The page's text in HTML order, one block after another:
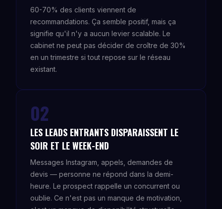
60-70% des clients viennent de
recommandations. Ça semble positif, mais ça
signifie qu'il n'y a aucun levier scalable. Le
cabinet ne peut pas décider de croître de 30%
en un trimestre si tout repose sur le réseau
existant.
02
LES LEADS ENTRANTS DISPARAISSENT LE
SOIR ET LE WEEK-END
Messages Instagram, appels, demandes de
devis — personne ne répond dans la demi-
heure. Le prospect rappelle un concurrent ou
oublie. Ce n'est pas un manque de motivation,